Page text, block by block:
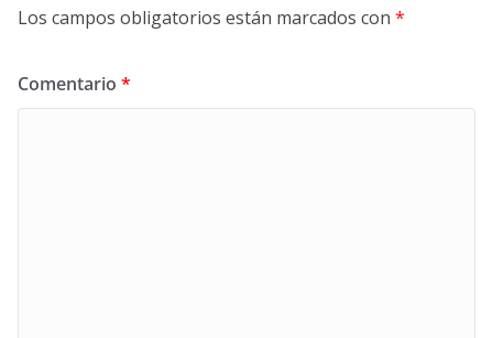
Los campos obligatorios están marcados con *
Comentario *